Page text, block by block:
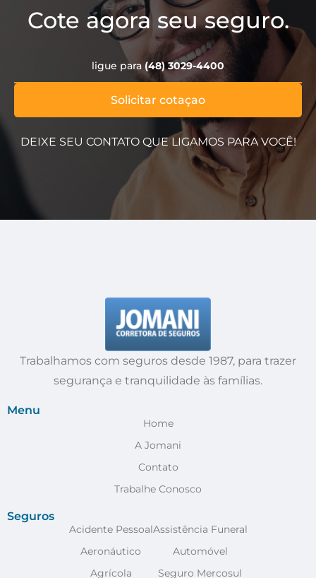
Cote agora seu seguro.
Solicitar cotaçao
ligue para (48) 3029-4400
DEIXE SEU CONTATO QUE LIGAMOS PARA VOCÊ!
Trabalhamos com seguros desde 1987, para trazer
segurança e tranquilidade às famílias.
Menu
Home
A Jomani
Contato
Trabalhe Conosco
Seguros
Acidente Pessoal
Aeronáutico
Agrícola
Assistência Funeral
Automóvel
Seguro Mercosul